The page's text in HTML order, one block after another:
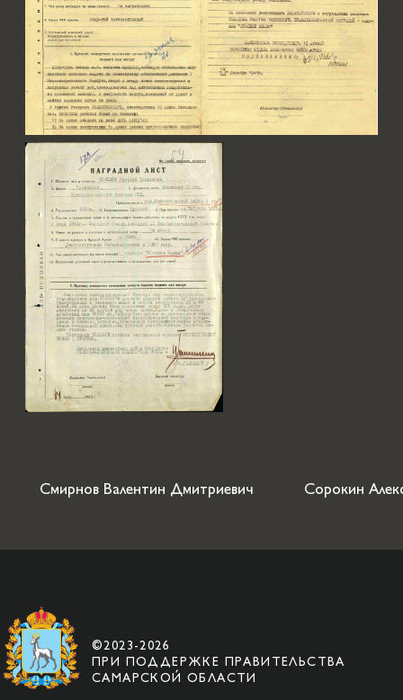
Смирнов Валентин Дмитриевич Сорокин
©2023-2026
ПРИ ПОДДЕРЖКЕ ПРАВИТЕЛЬСТВА
САМАРСКОЙ ОБЛАСТИ